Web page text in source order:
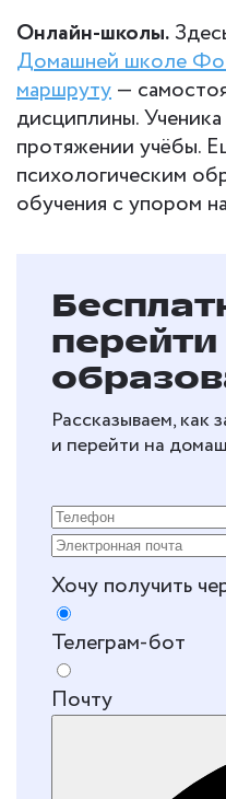
Онлайн-школы.
Домашней школе
маршруту —
дисциплины.
протяжении учёбы.
психологическим
обучения с упором
Рассказываем,
и перейти на
Хочу получить
Телеграм-бот
Почту